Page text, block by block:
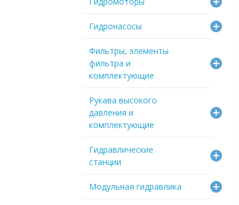
Гидронасосы
Фильтры, элементы
фильтра и
комплектующие
Рукава высокого
давления и
комплектующие
Гидравлические
станции
Модульная гидравлика